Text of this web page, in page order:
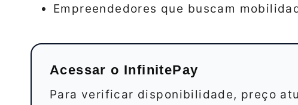
Empreendedores que buscam
Acessar o InfinitePay
Para verificar disponibilidade, preço